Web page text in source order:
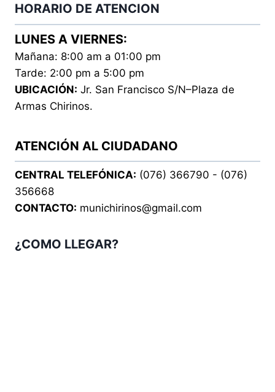
HORARIO DE ATENCION
LUNES A VIERNES:
Mañana: 8:00 am a 01:00 pm
Tarde: 2:00 pm a 5:00 pm
UBICACIÓN: Jr. San Francisco S/N–Plaza de
Armas Chirinos.
ATENCIÓN AL CIUDADANO
CENTRAL TELEFÓNICA: (076) 366790 - (076)
356668
CONTACTO: munichirinos@gmail.com
¿COMO LLEGAR?